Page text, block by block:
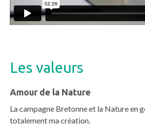
Les valeurs
Amour de la Nature
La campagne Bretonne et la Nature en
totalement ma création.